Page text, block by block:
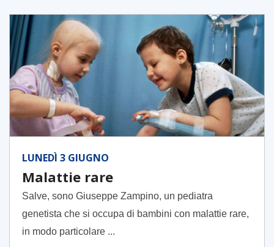
LUNEDÌ 3 GIUGNO
Malattie rare
Salve, sono Giuseppe Zampino, un pediatra
genetista che si occupa di bambini con malattie rare,
in modo particolare ...